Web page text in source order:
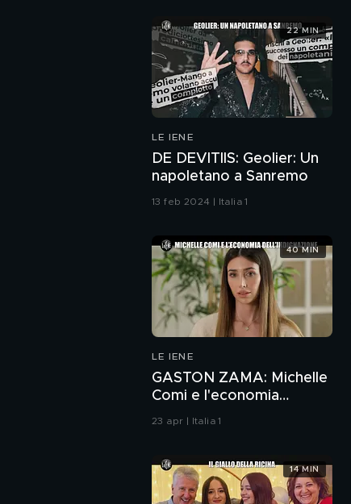
LE IENE
DE DEVITIIS: Geolier: Un
napoletano a Sanremo
13 feb 2024 | Italia 1
22 MIN
LE IENE
GASTON ZAMA: Michelle
Comi e l'economia
dell'indignazione
23 apr | Italia 1
40 MIN
14 MIN